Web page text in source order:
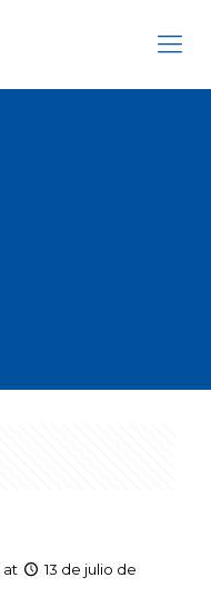
at
13 de julio de